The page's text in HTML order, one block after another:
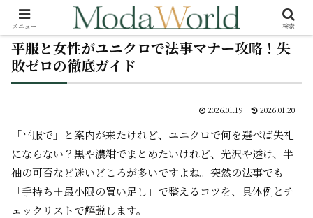
平服と女性がユニクロで法事マナー攻略！失
敗ゼロの徹底ガイド
2026.01.19 2026.01.20
「平服で」と案内が来たけれど、ユニクロで何を選べば失礼
にならない？黒や濃紺でまとめたいけれど、光沢や透け、半
袖の可否など迷いどころが多いですよね。突然の法事でも
「手持ち＋最小限の買い足し」で整えるコツを、具体例とチ
ェックリストで解説します。
メニュー 検索